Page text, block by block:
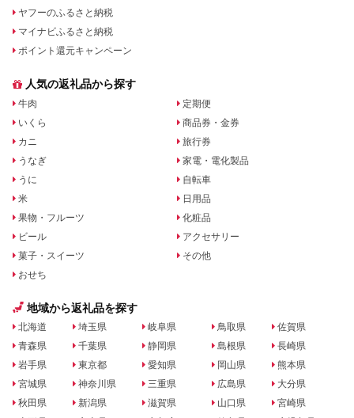
ヤフーのふるさと納税
マイナビふるさと納税
ポイント還元キャンペーン
人気の返礼品から探す
牛肉
いくら
カニ
うなぎ
うに
米
果物・フルーツ
ビール
菓子・スイーツ
おせち
定期便
商品券・金券
旅行券
家電・電化製品
自転車
日用品
化粧品
アクセサリー
その他
地域から返礼品を探す
北海道
青森県
岩手県
宮城県
秋田県
埼玉県
千葉県
東京都
神奈川県
新潟県
岐阜県
静岡県
愛知県
三重県
滋賀県
鳥取県
島根県
岡山県
広島県
山口県
佐賀県
長崎県
熊本県
大分県
宮崎県